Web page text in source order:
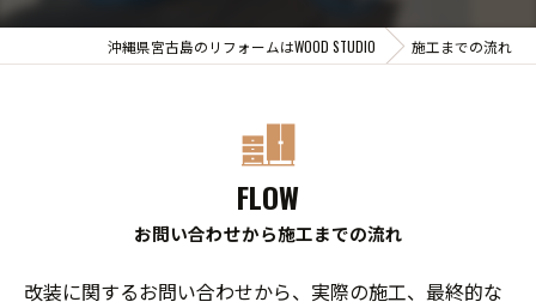
沖縄県宮古島のリフォームはWOOD STUDIO 施工までの流れ
お問い合わせから施工までの流れ
FLOW
改装に関するお問い合わせから、実際の施工、最終的な